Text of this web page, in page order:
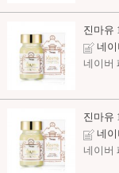
진마유
네
네이버
진마유
네
네이버